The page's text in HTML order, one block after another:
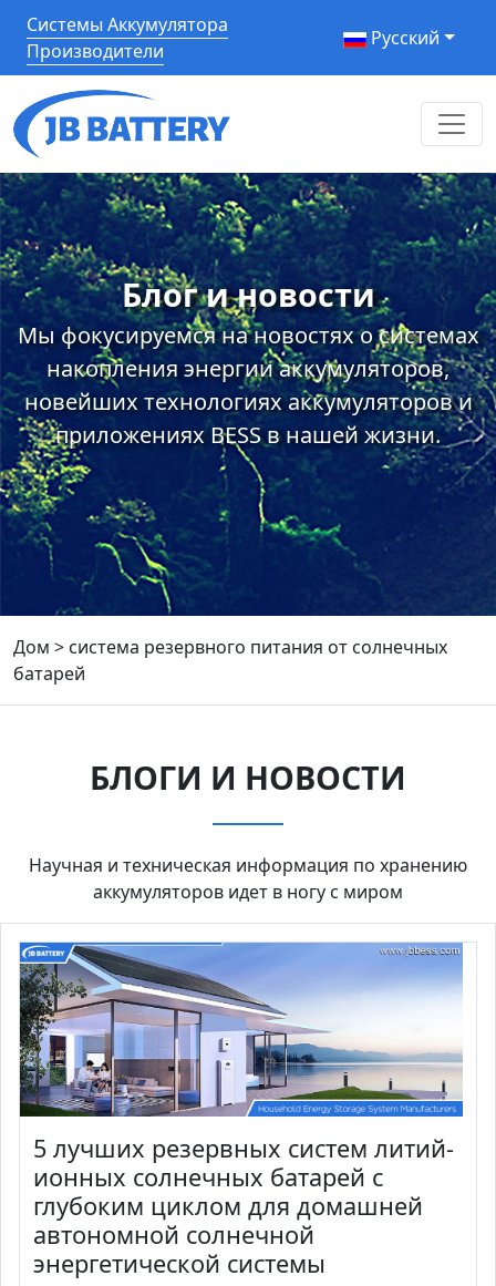
Системы Аккумулятора
Производители
Pусский
Блог и новости
Мы фокусируемся на новостях о системах
накопления энергии аккумуляторов,
новейших технологиях аккумуляторов и
приложениях BESS в нашей жизни.
Дом > система резервного питания от солнечных
батарей
БЛОГИ И НОВОСТИ
Научная и техническая информация по хранению
аккумуляторов идет в ногу с миром
5 лучших резервных систем литий-
ионных солнечных батарей с
глубоким циклом для домашней
автономной солнечной
энергетической системы